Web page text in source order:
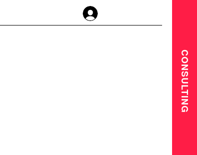
CONSULTING